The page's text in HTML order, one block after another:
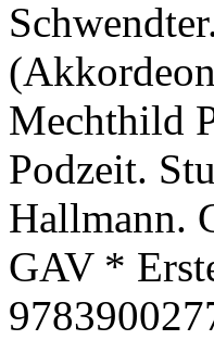
Mechthild
Podzeit.
Hallmann.
GAV *